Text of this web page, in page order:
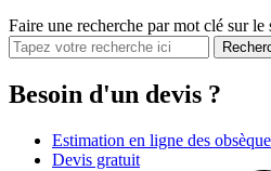
Faire une recherche par mot clé sur le
Besoin d'un devis ?
Estimation en ligne des
Devis gratuit